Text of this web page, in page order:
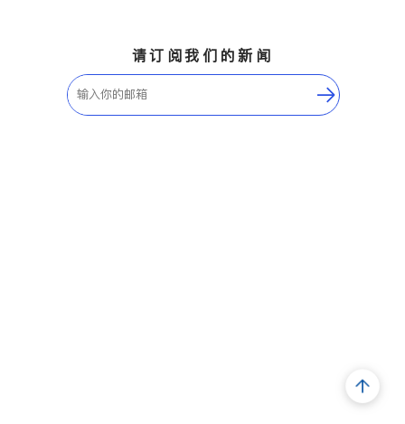
请订阅我们的新闻